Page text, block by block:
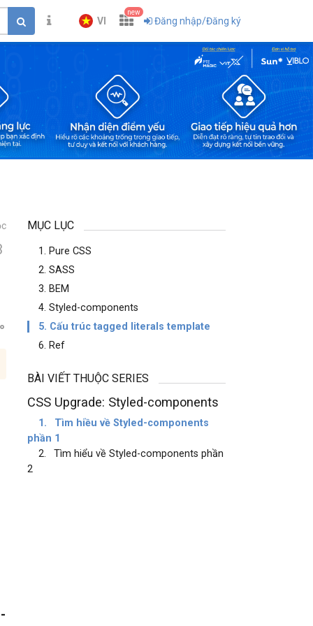
VI
new
Đăng nhập/Đăng ký
MỤC LỤC
1. Pure CSS
2. SASS
3. BEM
4. Styled-components
5. Cấu trúc tagged literals template
6. Ref
BÀI VIẾT THUỘC SERIES
CSS Upgrade: Styled-components
1.
Tìm hiều về Styled-components
phần 1
2.
Tìm hiểu về Styled-components phần
2